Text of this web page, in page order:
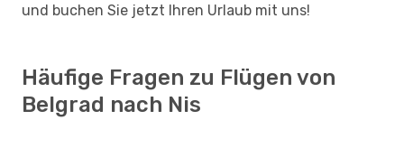
und buchen Sie jetzt Ihren Urlaub mit uns!
Häufige Fragen zu Flügen von
Belgrad nach Nis